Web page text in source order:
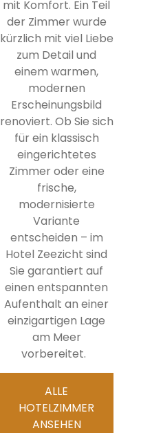
mit Komfort. Ein Teil
der Zimmer wurde
kürzlich mit viel Liebe
zum Detail und
einem warmen,
modernen
Erscheinungsbild
renoviert. Ob Sie sich
für ein klassisch
eingerichtetes
Zimmer oder eine
frische,
modernisierte
Variante
entscheiden – im
Hotel Zeezicht sind
Sie garantiert auf
einen entspannten
Aufenthalt an einer
einzigartigen Lage
am Meer
vorbereitet.
ALLE
HOTELZIMMER
ANSEHEN